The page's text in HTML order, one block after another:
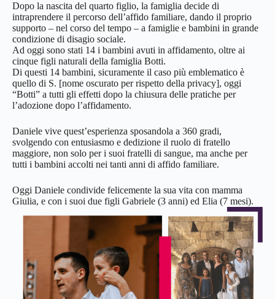
Dopo la nascita del quarto figlio, la famiglia decide di
intraprendere il percorso dell’affido familiare, dando il proprio
supporto – nel corso del tempo – a famiglie e bambini in grande
condizione di disagio sociale.
Ad oggi sono stati 14 i bambini avuti in affidamento, oltre ai
cinque figli naturali della famiglia Botti.
Di questi 14 bambini, sicuramente il caso più emblematico è
quello di S. [nome oscurato per rispetto della privacy], oggi
“Botti” a tutti gli effetti dopo la chiusura delle pratiche per
l’adozione dopo l’affidamento.
Daniele vive quest’esperienza sposandola a 360 gradi,
svolgendo con entusiasmo e dedizione il ruolo di fratello
maggiore, non solo per i suoi fratelli di sangue, ma anche per
tutti i bambini accolti nei tanti anni di affido familiare.
Oggi Daniele condivide felicemente la sua vita con mamma
Giulia, e con i suoi due figli Gabriele (3 anni) ed Elia (7 mesi).